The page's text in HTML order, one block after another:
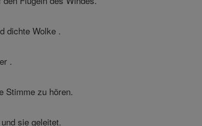
dichte Wolke .
.
Stimme zu hören.
sie geleitet.